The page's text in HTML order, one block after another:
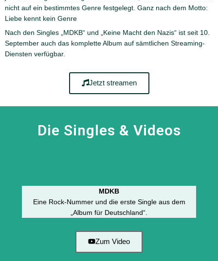
nicht auf ein bestimmtes Genre festgelegt. Ganz nach dem Motto:
Liebe kennt kein Genre
Nach den Singles „MDKB“ und „Keine Macht den Nazis“ ist seit 10.
September auch das komplette Album auf sämtlichen Streaming-
Diensten verfügbar.
Jetzt streamen
Die Singles & Videos
MDKB
Eine Rock-Nummer und die erste Single aus dem
„Album für Deutschland“.
Zum Video